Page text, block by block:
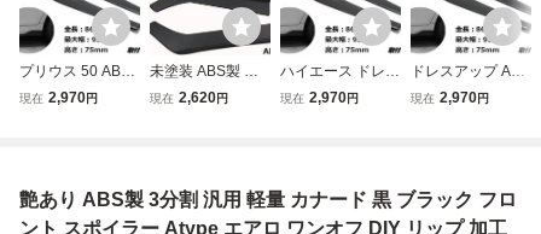
プリウス 50 ABS
86cm 汎用 軽量 サ
エアロ ワンオフ D
IY 加工 E
現在 2,970円
未塗装 ABS製 跳
ね上げ 汎用 軽量
オフ DIY リップ
加工 ドレスアップ
現在 2,620円
ハイエース ドレス
アップ ABS 86cm
ポイラー エアロ
ワンオフ 加工 A
現在 2,970円
ドレスアップ ABS
86cm 汎用 軽量 サ
加工用 ロードスタ
ー 他 G
現在 2,970円
艶あり ABS製 3分割 汎用 軽量 カナード 黒 ブラック フロ
ント スポイラー Atype エアロ ワンオフ DIY リップ 加工